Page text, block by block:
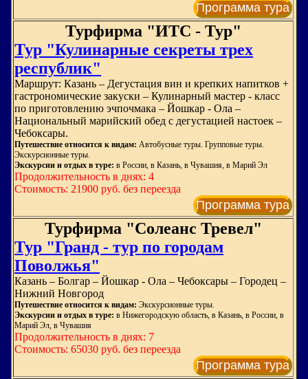
Программа тура
Турфирма "ИТС - Тур"
Тур "Кулинарные секреты трех
республик"
Маршрут: Казань – Дегустация вин и крепких напитков +
гастрономические закуски – Кулинарный мастер - класс
по приготовлению эчпочмака – Йошкар - Ола –
Национальный марийский обед с дегустацией настоек –
Чебоксары.
Путешествие относится к видам: Автобусные туры. Групповые туры.
Экскурсионные туры.
Экскурсии и отдых в туре: в России, в Казань, в Чувашия, в Марий Эл
Продолжительность в днях: 4
Стоимость: 21900 руб. без переезда
Программа тура
Турфирма "Солеанс Тревел"
Тур "Гранд - тур по городам
Поволжья"
Казань – Болгар – Йошкар - Ола – Чебоксары – Городец –
Нижний Новгород
Путешествие относится к видам: Экскурсионные туры.
Экскурсии и отдых в туре: в Нижегородскую область, в Казань, в России, в
Марий Эл, в Чувашия
Продолжительность в днях: 7
Стоимость: 65030 руб. без переезда
Программа тура